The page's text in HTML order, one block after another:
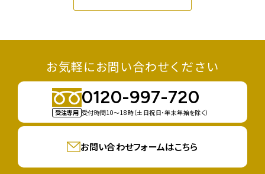
お気軽にお問い合わせください
0120-997-720
受注専用 受付時間10〜18時（土日祝日・年末年始を除く）
お問い合わせフォームはこちら